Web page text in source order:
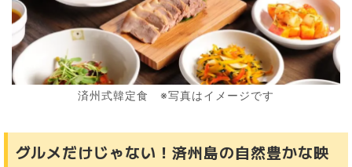
済州式韓定食 ※写真はイメージです
グルメだけじゃない！済州島の自然豊かな映